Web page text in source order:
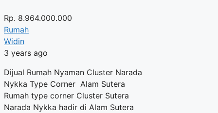
Rp. 8.964.000.000
Rumah
Widin
3 years ago
Dijual Rumah Nyaman Cluster Narada
Nykka Type Corner Alam Sutera
Rumah type corner Cluster Sutera
Narada Nykka hadir di Alam Sutera